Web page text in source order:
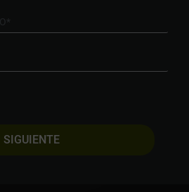
SIGUIENTE